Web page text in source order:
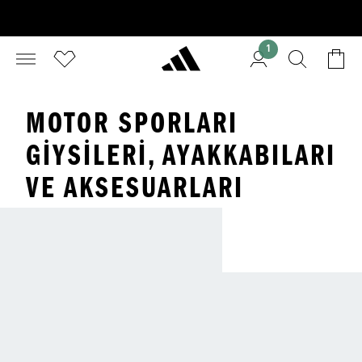
1
MOTOR SPORLARI
GIYSILERI, AYAKKABILARI
VE AKSESUARLARI